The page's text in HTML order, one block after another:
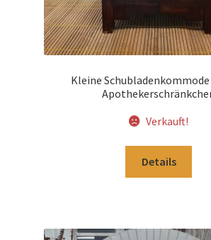
Kleine
Verkauft!
Details